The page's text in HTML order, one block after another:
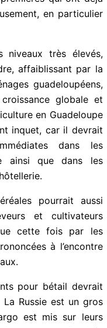
du pire à savoir la
bientôt se faire
premières qui ont
en
très élevés,
affaiblissant par la
guadeloupéens,
globale et
légitimement inquet,
immédiates
l’île ainsi que dans
l’hôtellerie.
et cultivateurs
cette fois par les
prononcées à